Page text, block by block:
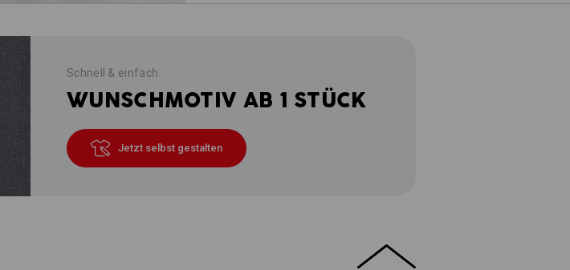
Schnell & einfach
WUNSCHMOTIV AB 1 STÜCK
Jetzt selbst gestalten